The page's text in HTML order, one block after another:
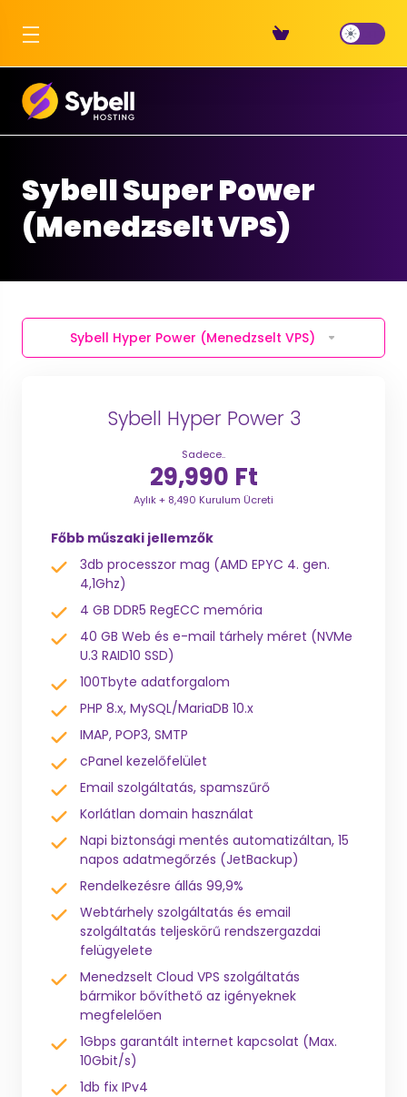
Sybell Super Power
(Menedzselt VPS)
Sybell Hyper Power (Menedzselt VPS)
Sybell Hyper Power 3
Sadece..
29,990 Ft
Aylık + 8,490 Kurulum Ücreti
Főbb műszaki jellemzők
3db processzor mag (AMD EPYC 4. gen.
4,1Ghz)
4 GB DDR5 RegECC memória
40 GB Web és e-mail tárhely méret (NVMe
U.3 RAID10 SSD)
100Tbyte adatforgalom
PHP 8.x, MySQL/MariaDB 10.x
IMAP, POP3, SMTP
cPanel kezelőfelület
Email szolgáltatás, spamszűrő
Korlátlan domain használat
Napi biztonsági mentés automatizáltan, 15
napos adatmegőrzés (JetBackup)
Rendelkezésre állás 99,9%
Webtárhely szolgáltatás és email
szolgáltatás teljeskörű rendszergazdai
felügyelete
Menedzselt Cloud VPS szolgáltatás
bármikor bővíthető az igényeknek
megfelelően
1Gbps garantált internet kapcsolat (Max.
10Gbit/s)
1db fix IPv4